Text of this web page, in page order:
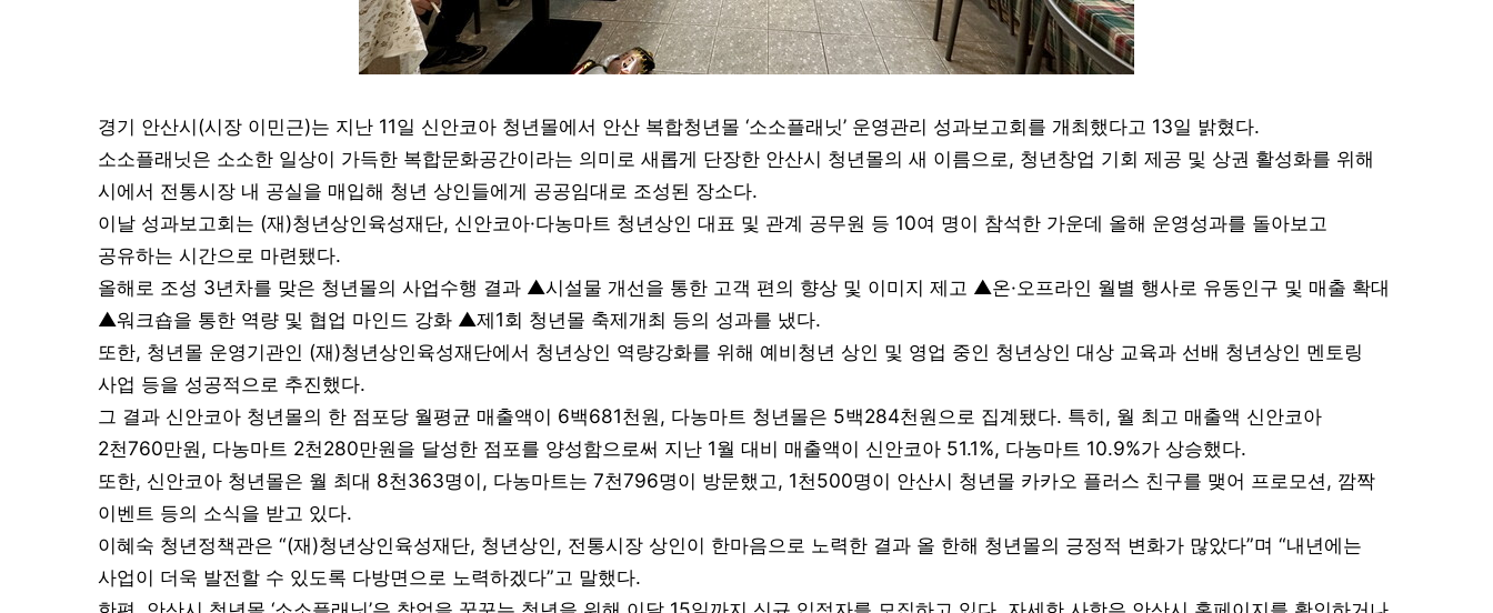
경기 안산시(시장 이민근)는 지난 11일 신안코아 청년몰에서 안산 복합청년몰 ‘소소플래닛’ 운영관리 성과보고회를 개최했다고 13일 밝혔다.
소소플래닛은 소소한 일상이 가득한 복합문화공간이라는 의미로 새롭게 단장한 안산시 청년몰의 새 이름으로, 청년창업 기회 제공 및 상권 활성화를 위해
시에서 전통시장 내 공실을 매입해 청년 상인들에게 공공임대로 조성된 장소다.
이날 성과보고회는 (재)청년상인육성재단, 신안코아·다농마트 청년상인 대표 및 관계 공무원 등 10여 명이 참석한 가운데 올해 운영성과를 돌아보고
공유하는 시간으로 마련됐다.
올해로 조성 3년차를 맞은 청년몰의 사업수행 결과 ▲시설물 개선을 통한 고객 편의 향상 및 이미지 제고 ▲온·오프라인 월별 행사로 유동인구 및 매출 확대
▲워크숍을 통한 역량 및 협업 마인드 강화 ▲제1회 청년몰 축제개최 등의 성과를 냈다.
또한, 청년몰 운영기관인 (재)청년상인육성재단에서 청년상인 역량강화를 위해 예비청년 상인 및 영업 중인 청년상인 대상 교육과 선배 청년상인 멘토링
사업 등을 성공적으로 추진했다.
그 결과 신안코아 청년몰의 한 점포당 월평균 매출액이 6백681천원, 다농마트 청년몰은 5백284천원으로 집계됐다. 특히, 월 최고 매출액 신안코아
2천760만원, 다농마트 2천280만원을 달성한 점포를 양성함으로써 지난 1월 대비 매출액이 신안코아 51.1%, 다농마트 10.9%가 상승했다.
또한, 신안코아 청년몰은 월 최대 8천363명이, 다농마트는 7천796명이 방문했고, 1천500명이 안산시 청년몰 카카오 플러스 친구를 맺어 프로모션, 깜짝
이벤트 등의 소식을 받고 있다.
이혜숙 청년정책관은 “(재)청년상인육성재단, 청년상인, 전통시장 상인이 한마음으로 노력한 결과 올 한해 청년몰의 긍정적 변화가 많았다”며 “내년에는
사업이 더욱 발전할 수 있도록 다방면으로 노력하겠다”고 말했다.